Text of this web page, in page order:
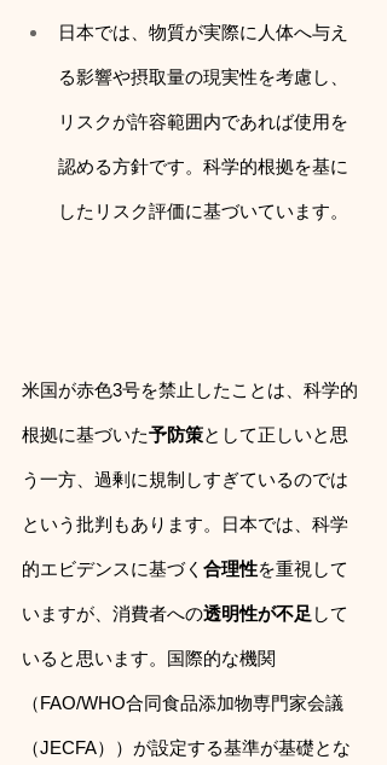
日本では、物質が実際に人体へ与え
る影響や摂取量の現実性を考慮し、
リスクが許容範囲内であれば使用を
認める方針です。科学的根拠を基に
したリスク評価に基づいています。
米国が赤色3号を禁止したことは、科学的
根拠に基づいた予防策として正しいと思
う一方、過剰に規制しすぎているのでは
という批判もあります。日本では、科学
的エビデンスに基づく 合理性を重視して
いますが、消費者への透明性が不足 して
いると思います。国際的な機関
（FAO/WHO合同食品添加物専門家会議
（JECFA））が設定する基準が基礎とな